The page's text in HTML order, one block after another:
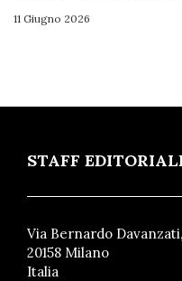
11 Giugno 2026
STAFF
Via Bernardo
20158 Milano
Italia